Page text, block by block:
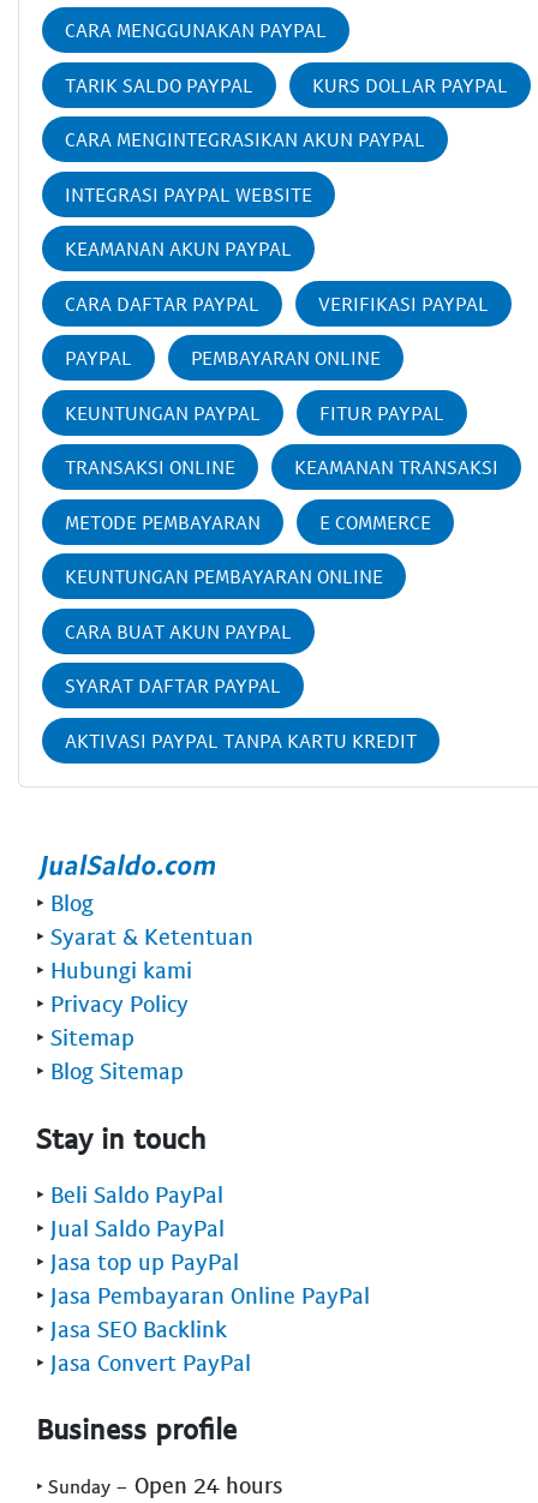
CARA MENGGUNAKAN PAYPAL
TARIK SALDO PAYPAL KURS DOLLAR PAYPAL
CARA MENGINTEGRASIKAN AKUN PAYPAL
INTEGRASI PAYPAL WEBSITE
KEAMANAN AKUN PAYPAL
CARA DAFTAR PAYPAL VERIFIKASI PAYPAL
PAYPAL PEMBAYARAN ONLINE
KEUNTUNGAN PAYPAL FITUR PAYPAL
TRANSAKSI ONLINE KEAMANAN TRANSAKSI
METODE PEMBAYARAN E COMMERCE
KEUNTUNGAN PEMBAYARAN ONLINE
CARA BUAT AKUN PAYPAL
SYARAT DAFTAR PAYPAL
AKTIVASI PAYPAL TANPA KARTU KREDIT
‣ Blog
‣ Syarat & Ketentuan
‣ Hubungi kami
‣ Privacy Policy
‣ Sitemap
‣ Blog Sitemap
Stay in touch
‣ Beli Saldo PayPal
‣ Jual Saldo PayPal
‣ Jasa top up PayPal
‣ Jasa Pembayaran Online PayPal
‣ Jasa SEO Backlink
‣ Jasa Convert PayPal
Business profile
‣ Sunday - Open 24 hours